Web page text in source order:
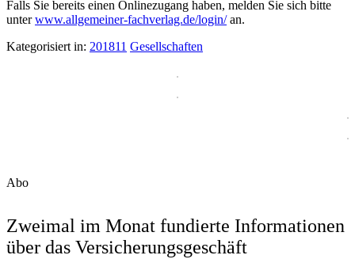
Falls Sie bereits einen Onlinezugang haben, melden Sie sich bitte
unterwww.allgemeiner-fachverlag.de/login/an.
Kategorisiert in: 201811 Gesellschaften
Abo
Zweimal im Monat fundierte Informationen
über das Versicherungsgeschäft